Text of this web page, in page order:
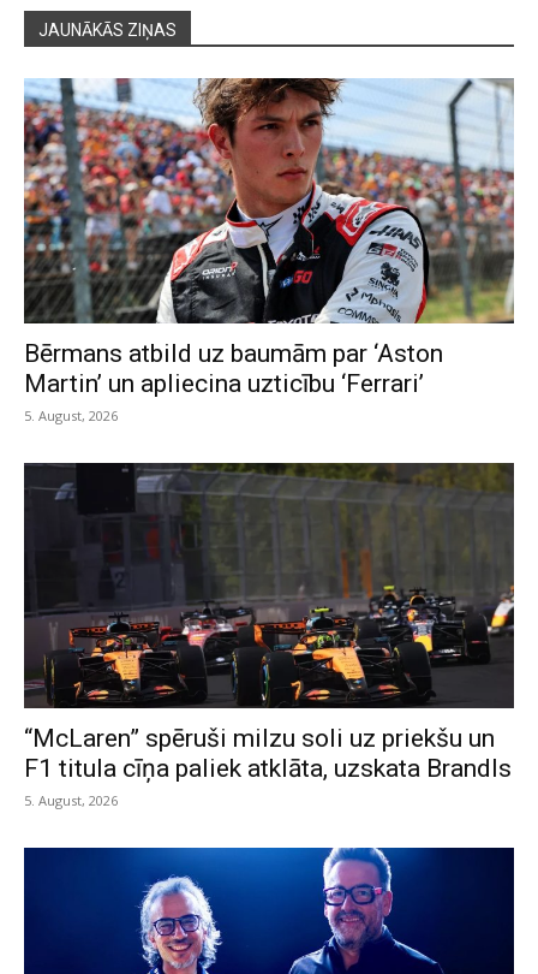
JAUNĀKĀS ZIŅAS
Bērmans atbild uz baumām par ‘Aston
Martin’ un apliecina uzticību ‘Ferrari’
5. August, 2026
“McLaren” spēruši milzu soli uz priekšu un
F1 titula cīņa paliek atklāta, uzskata Brandls
5. August, 2026